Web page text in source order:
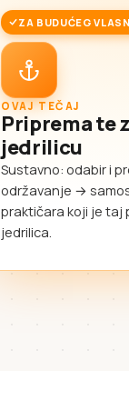
ZA BUDUĆEG
OVAJ TEČAJ
Priprema te
jedrilicu
Sustavno: odabir i
održavanje →
praktičara koji je taj
jedrilica.